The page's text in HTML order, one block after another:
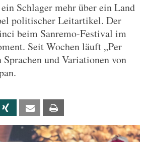
Schlager mehr über ein Land
politischer Leitartikel. Der
beim Sanremo-Festival im
Seit Wochen läuft „Per
und Variationen von
Xing Email